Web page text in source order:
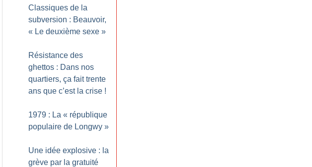
Classiques de la
subversion : Beauvoir,
« Le deuxième sexe »
Résistance des
ghettos : Dans nos
quartiers, ça fait trente
ans que c’est la crise !
1979 : La « république
populaire de Longwy »
Une idée explosive : la
grève par la gratuité